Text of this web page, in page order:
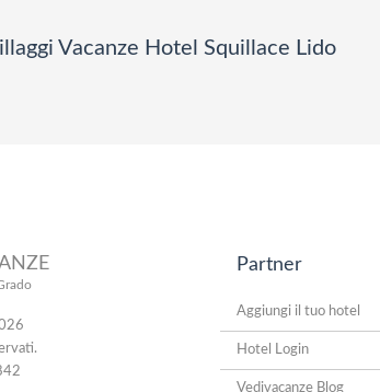
Vacanze Hotel Squillace Lido
Partner
Aggiungi il tuo hotel
Hotel Login
Vedivacanze Blog